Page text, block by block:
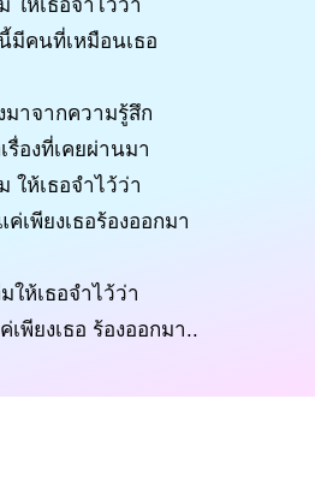
ให้เธอจำไว้ว่า
มีคนที่เหมือนเธอ
มาจากความรู้สึก
รื่องที่เคยผ่านมา
ให้เธอจำไว้ว่า
เพียงเธอร้องออกมา
ให้เธอจำไว้ว่า
พียงเธอ ร้องออกมา..